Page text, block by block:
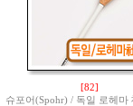
[82]
슈포어(Spohr) / 독일 로헤마